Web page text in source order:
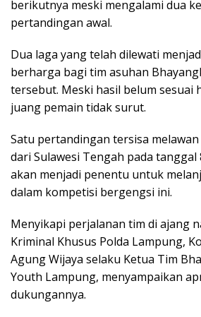
berikutnya meski mengalami dua
pertandingan awal.
Dua laga yang telah dilewati
berharga bagi tim asuhan
tersebut. Meski hasil belum sesuai
juang pemain tidak surut.
Satu pertandingan tersisa melawan
dari Sulawesi Tengah pada tanggal
akan menjadi penentu untuk
dalam kompetisi bergengsi ini.
Menyikapi perjalanan tim di ajang
Kriminal Khusus Polda Lampung,
Agung Wijaya selaku Ketua Tim
Youth Lampung, menyampaikan
dukungannya.